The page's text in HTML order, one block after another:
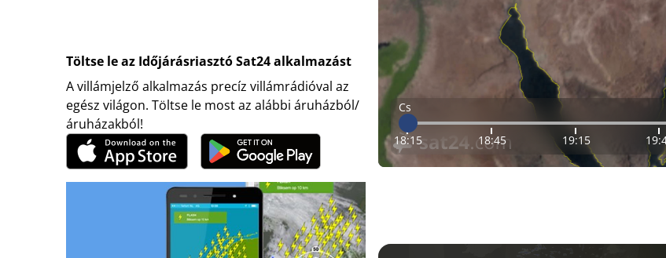
Töltse le az Időjárásriasztó Sat24 alkalmazást
A villámjelző alkalmazás precíz villámrádióval az
egész világon. Töltse le most az alábbi áruházból/
áruházakból!
Cs
18:15 18:45 19:15